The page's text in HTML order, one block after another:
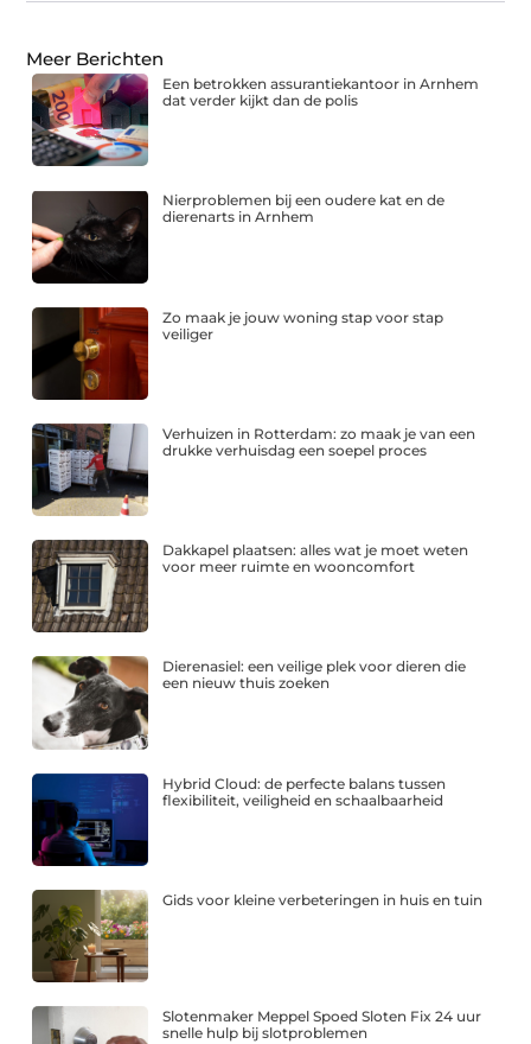
Meer Berichten
Een betrokken assurantiekantoor in Arnhem
dat verder kijkt dan de polis
Nierproblemen bij een oudere kat en de
dierenarts in Arnhem
Zo maak je jouw woning stap voor stap
veiliger
Verhuizen in Rotterdam: zo maak je van een
drukke verhuisdag een soepel proces
Dakkapel plaatsen: alles wat je moet weten
voor meer ruimte en wooncomfort
Dierenasiel: een veilige plek voor dieren die
een nieuw thuis zoeken
Hybrid Cloud: de perfecte balans tussen
flexibiliteit, veiligheid en schaalbaarheid
Gids voor kleine verbeteringen in huis en tuin
Slotenmaker Meppel Spoed Sloten Fix 24 uur
snelle hulp bij slotproblemen